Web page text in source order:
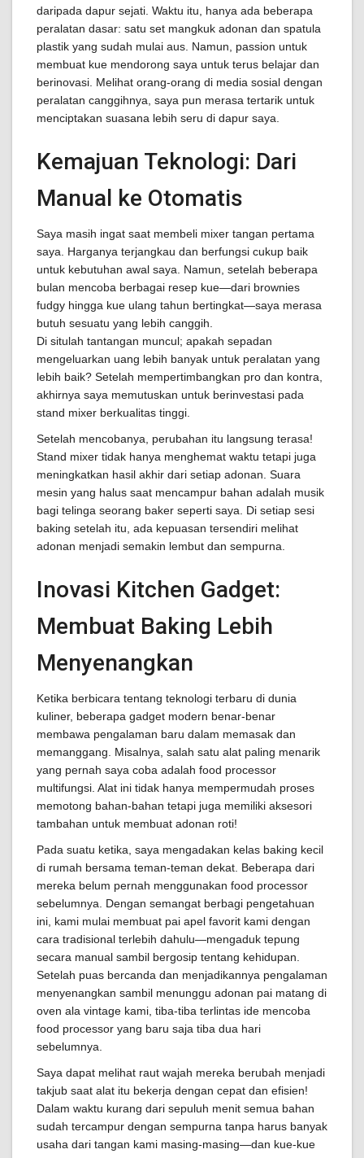
daripada dapur sejati. Waktu itu, hanya ada beberapa
peralatan dasar: satu set mangkuk adonan dan spatula
plastik yang sudah mulai aus. Namun, passion untuk
membuat kue mendorong saya untuk terus belajar dan
berinovasi. Melihat orang-orang di media sosial dengan
peralatan canggihnya, saya pun merasa tertarik untuk
menciptakan suasana lebih seru di dapur saya.
Kemajuan Teknologi: Dari
Manual ke Otomatis
Saya masih ingat saat membeli mixer tangan pertama
saya. Harganya terjangkau dan berfungsi cukup baik
untuk kebutuhan awal saya. Namun, setelah beberapa
bulan mencoba berbagai resep kue—dari brownies
fudgy hingga kue ulang tahun bertingkat—saya merasa
butuh sesuatu yang lebih canggih.
Di situlah tantangan muncul; apakah sepadan
mengeluarkan uang lebih banyak untuk peralatan yang
lebih baik? Setelah mempertimbangkan pro dan kontra,
akhirnya saya memutuskan untuk berinvestasi pada
stand mixer berkualitas tinggi.
Setelah mencobanya, perubahan itu langsung terasa!
Stand mixer tidak hanya menghemat waktu tetapi juga
meningkatkan hasil akhir dari setiap adonan. Suara
mesin yang halus saat mencampur bahan adalah musik
bagi telinga seorang baker seperti saya. Di setiap sesi
baking setelah itu, ada kepuasan tersendiri melihat
adonan menjadi semakin lembut dan sempurna.
Inovasi Kitchen Gadget:
Membuat Baking Lebih
Menyenangkan
Ketika berbicara tentang teknologi terbaru di dunia
kuliner, beberapa gadget modern benar-benar
membawa pengalaman baru dalam memasak dan
memanggang. Misalnya, salah satu alat paling menarik
yang pernah saya coba adalah food processor
multifungsi. Alat ini tidak hanya mempermudah proses
memotong bahan-bahan tetapi juga memiliki aksesori
tambahan untuk membuat adonan roti!
Pada suatu ketika, saya mengadakan kelas baking kecil
di rumah bersama teman-teman dekat. Beberapa dari
mereka belum pernah menggunakan food processor
sebelumnya. Dengan semangat berbagi pengetahuan
ini, kami mulai membuat pai apel favorit kami dengan
cara tradisional terlebih dahulu—mengaduk tepung
secara manual sambil bergosip tentang kehidupan.
Setelah puas bercanda dan menjadikannya pengalaman
menyenangkan sambil menunggu adonan pai matang di
oven ala vintage kami, tiba-tiba terlintas ide mencoba
food processor yang baru saja tiba dua hari
sebelumnya.
Saya dapat melihat raut wajah mereka berubah menjadi
takjub saat alat itu bekerja dengan cepat dan efisien!
Dalam waktu kurang dari sepuluh menit semua bahan
sudah tercampur dengan sempurna tanpa harus banyak
usaha dari tangan kami masing-masing—dan kue-kue